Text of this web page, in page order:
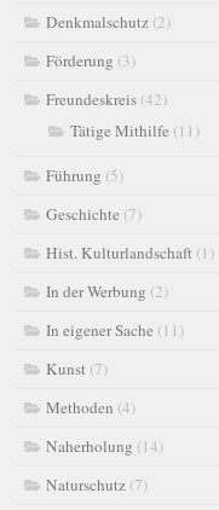
Denkmalschutz (2)
Förderung (3)
Freundeskreis (42)
Tätige Mithilfe (11)
Führung (5)
Geschichte (7)
Hist. Kulturlandschaft (1)
In der Werbung (2)
In eigener Sache (11)
Kunst (7)
Methoden (4)
Naherholung (14)
Naturschutz (7)